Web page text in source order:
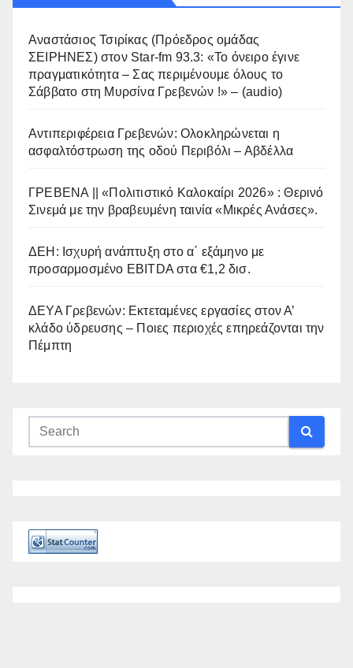
Αναστάσιος Τσιρίκας (Πρόεδρος ομάδας
ΣΕΙΡΗΝΕΣ) στον Star-fm 93.3: «Το όνειρο έγινε
πραγματικότητα – Σας περιμένουμε όλους το
Σάββατο στη Μυρσίνα Γρεβενών !» – (audio)
Αντιπεριφέρεια Γρεβενών: Ολοκληρώνεται η
ασφαλτόστρωση της οδού Περιβόλι – Αβδέλλα
ΓΡΕΒΕΝΑ || «Πολιτιστικό Καλοκαίρι 2026» : Θερινό
Σινεμά με την βραβευμένη ταινία «Μικρές Ανάσες».
ΔΕΗ: Ισχυρή ανάπτυξη στο α΄ εξάμηνο με
προσαρμοσμένο EBITDA στα €1,2 δισ.
ΔΕΥΑ Γρεβενών: Εκτεταμένες εργασίες στον Α’
κλάδο ύδρευσης – Ποιες περιοχές επηρεάζονται την
Πέμπτη